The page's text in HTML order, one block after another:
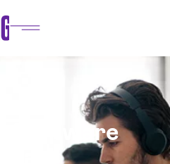
Software